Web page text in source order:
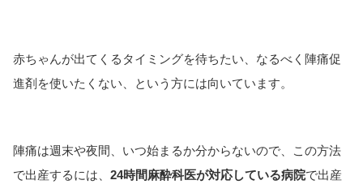
赤ちゃんが出てくるタイミングを待ちたい、なるべく陣痛促
進剤を使いたくない、という方には向いています。
陣痛は週末や夜間、いつ始まるか分からないので、この方法
で出産するには、 24時間麻酔科医が対応している病院で出産